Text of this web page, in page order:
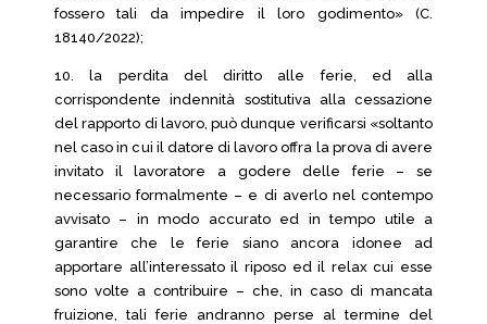
fossero tali da impedire il loro godimento» (C.
18140/2022);
10. la perdita del diritto alle ferie, ed alla
corrispondente indennità sostitutiva alla cessazione
del rapporto di lavoro, può dunque verificarsi «soltanto
nel caso in cui il datore di lavoro offra la prova di avere
invitato il lavoratore a godere delle ferie – se
necessario formalmente – e di averlo nel contempo
avvisato – in modo accurato ed in tempo utile a
garantire che le ferie siano ancora idonee ad
apportare all’interessato il riposo ed il relax cui esse
sono volte a contribuire – che, in caso di mancata
fruizione, tali ferie andranno perse al termine del